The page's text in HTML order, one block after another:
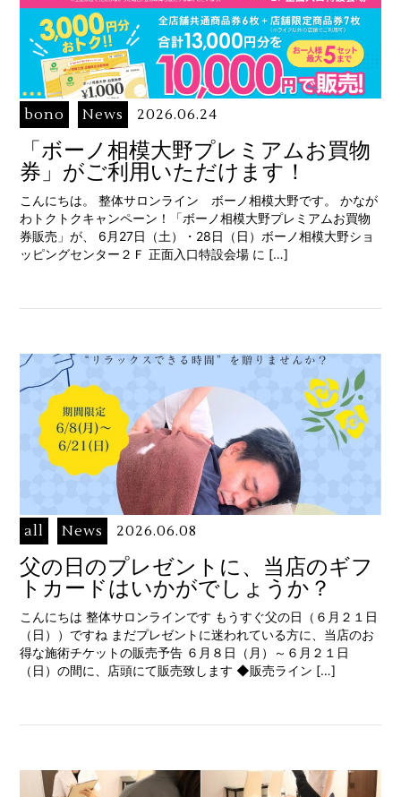
bono News 2026.06.24
「ボーノ相模大野プレミアムお買物
券」がご利用いただけます！
こんにちは。 整体サロンライン ボーノ相模大野です。 かなが
わトクトクキャンペーン！「ボーノ相模大野プレミアムお買物
券販売」が、 6月27日（土）・28日（日）ボーノ相模大野ショ
ッピングセンター２Ｆ 正面入口特設会場 に […]
all News 2026.06.08
父の日のプレゼントに、当店のギフ
トカードはいかがでしょうか？
こんにちは 整体サロンラインです もうすぐ父の日（６月２１日
（日））ですね まだプレゼントに迷われている方に、当店のお
得な施術チケットの販売予告 ６月８日（月）～６月２１日
（日）の間に、店頭にて販売致します ◆販売ライン […]